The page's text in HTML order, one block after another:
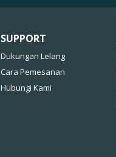
SUPPORT
Dukungan Lelang
Cara Pemesanan
Hubungi Kami